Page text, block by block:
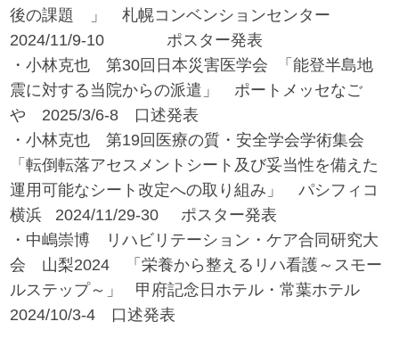
後の課題 」 札幌コンベンションセンター
2024/11/9-10 ポスター発表
・小林克也 第30回日本災害医学会 「能登半島地
震に対する当院からの派遣」 ポートメッセなご
や 2025/3/6-8 口述発表
・小林克也 第19回医療の質・安全学会学術集会
「転倒転落アセスメントシート及び妥当性を備えた
運用可能なシート改定への取り組み」 パシフィコ
横浜 2024/11/29-30 ポスター発表
・中嶋崇博 リハビリテーション・ケア合同研究大
会 山梨2024 「栄養から整えるリハ看護～スモー
ルステップ～」 甲府記念日ホテル・常葉ホテル
2024/10/3-4 口述発表